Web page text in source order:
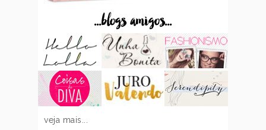
...blogs amigos...
veja mais...